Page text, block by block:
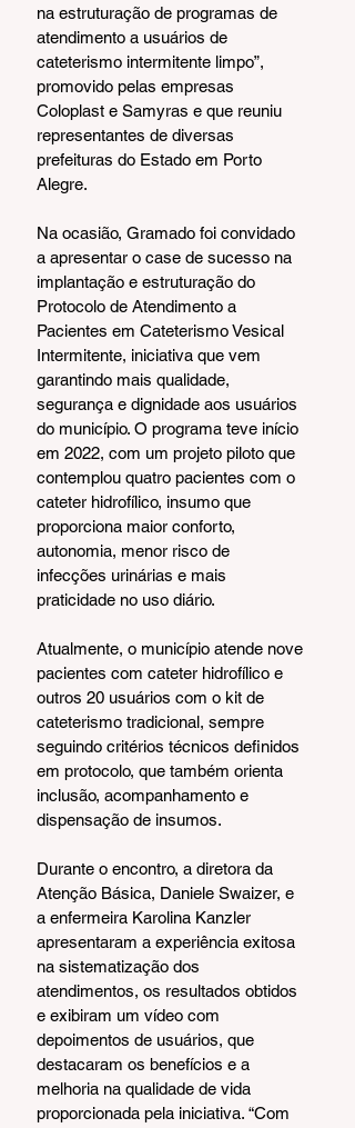
na estruturação de programas de
atendimento a usuários de
cateterismo intermitente limpo”,
promovido pelas empresas
Coloplast e Samyras e que reuniu
representantes de diversas
prefeituras do Estado em Porto
Alegre.
Na ocasião, Gramado foi convidado
a apresentar o case de sucesso na
implantação e estruturação do
Protocolo de Atendimento a
Pacientes em Cateterismo Vesical
Intermitente, iniciativa que vem
garantindo mais qualidade,
segurança e dignidade aos usuários
do município. O programa teve início
em 2022, com um projeto piloto que
contemplou quatro pacientes com o
cateter hidrofílico, insumo que
proporciona maior conforto,
autonomia, menor risco de
infecções urinárias e mais
praticidade no uso diário.
Atualmente, o município atende nove
pacientes com cateter hidrofílico e
outros 20 usuários com o kit de
cateterismo tradicional, sempre
seguindo critérios técnicos definidos
em protocolo, que também orienta
inclusão, acompanhamento e
dispensação de insumos.
Durante o encontro, a diretora da
Atenção Básica, Daniele Swaizer, e
a enfermeira Karolina Kanzler
apresentaram a experiência exitosa
na sistematização dos
atendimentos, os resultados obtidos
e exibiram um vídeo com
depoimentos de usuários, que
destacaram os benefícios e a
melhoria na qualidade de vida
proporcionada pela iniciativa. “Com